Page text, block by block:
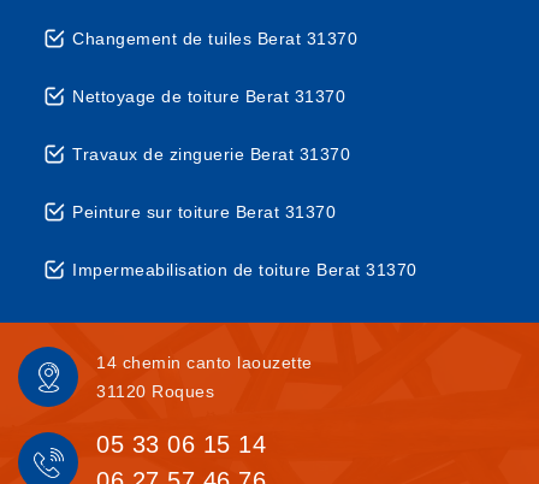
Changement de tuiles Berat 31370
Nettoyage de toiture Berat 31370
Travaux de zinguerie Berat 31370
Peinture sur toiture Berat 31370
Impermeabilisation de toiture Berat 31370
14 chemin canto laouzette
31120 Roques
05 33 06 15 14